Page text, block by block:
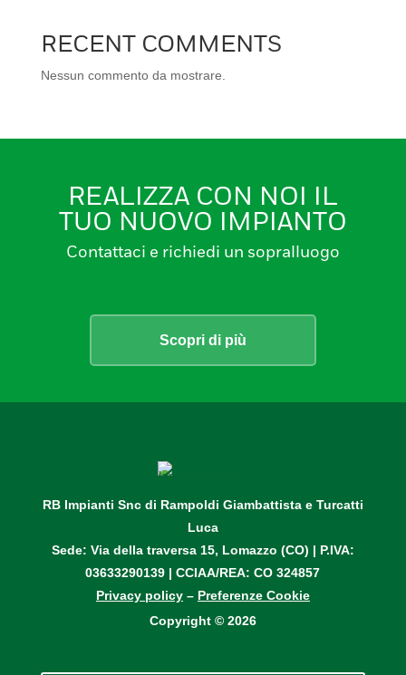
RECENT COMMENTS
Nessun commento da mostrare.
REALIZZA CON NOI IL
TUO NUOVO IMPIANTO
Contattaci e richiedi un sopralluogo
Scopri di più
RB Impianti Snc di Rampoldi Giambattista e Turcatti
Luca
Sede: Via della traversa 15, Lomazzo (CO) | P.IVA:
03633290139 |CCIAA/REA: CO 324857
Privacy policy– Preferenze Cookie
Copyright © 2026